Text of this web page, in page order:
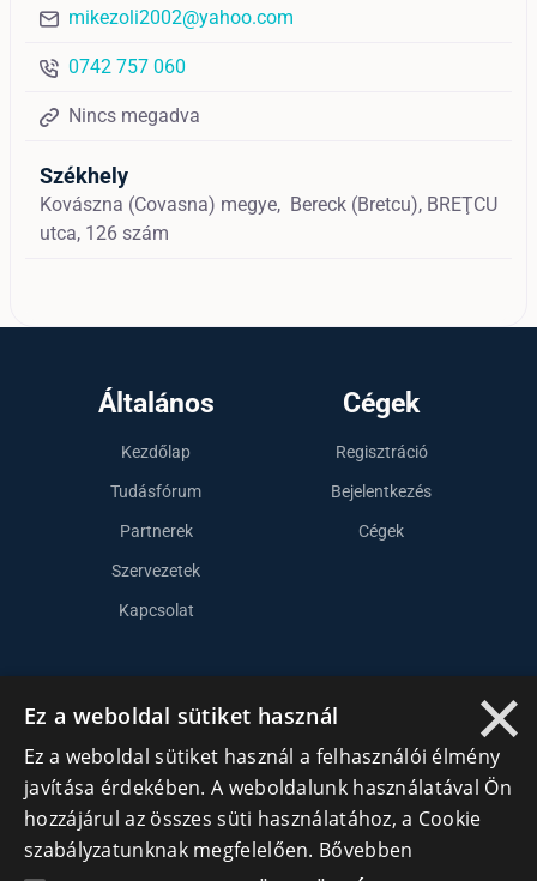
mikezoli2002@yahoo.com
0742 757 060
Nincs megadva
Székhely
Kovászna (Covasna) megye, Bereck (Bretcu), BREŢCU
utca, 126 szám
Általános
Kezdőlap
Tudásfórum
Partnerek
Szervezetek
Kapcsolat
Cégek
Regisztráció
Bejelentkezés
Cégek
info@cegek.ro
+40 740 856 970
×
Ez a weboldal sütiket használ
Ez a weboldal sütiket használ a felhasználói élmény
javítása érdekében. A weboldalunk használatával Ön
hozzájárul az összes süti használatához, a Cookie
szabályzatunknak megfelelően. Bővebben